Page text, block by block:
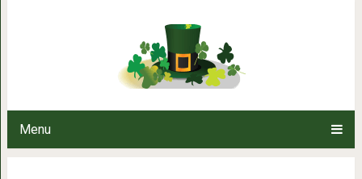
Menu
Чему и зачем стоит